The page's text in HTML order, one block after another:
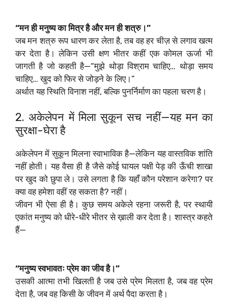
“मन ही मनुष्य का मित्र है और मन ही शत्रु।”
जब मन शत्रु रूप धारण कर लेता है, तब वह हर चीज़ से लगाव खत्म
कर देता है। लेकिन उसी क्षण भीतर कहीं एक कोमल ऊर्जा भी
जागती है जो कहती है—“मुझे थोड़ा विश्राम चाहिए… थोड़ा समय
चाहिए… खुद को फिर से जोड़ने के लिए।”
अर्थात यह स्थिति विनाश नहीं, बल्कि पुनर्निर्माण का पहला चरण है।
2. अकेलेपन में मिला सुकून सच नहीं—यह मन का
सुरक्षा-घेरा है
अकेलेपन में सुकून मिलना स्वाभाविक है—लेकिन यह वास्तविक शांति
नहीं होती। यह वैसा ही है जैसे कोई घायल पक्षी पेड़ की ऊँची शाखा
पर खुद को छुपा ले। उसे लगता है कि यहाँ कौन परेशान करेगा? पर
क्या वह हमेशा वहीं रह सकता है? नहीं।
जीवन भी ऐसा ही है। कुछ समय अकेले रहना जरूरी है, पर स्थायी
एकांत मनुष्य को धीरे-धीरे भीतर से ख़ाली कर देता है। शास्त्र कहते
हैं—
“मनुष्य स्वभावतः प्रेम का जीव है।”
उसकी आत्मा तभी खिलती है जब उसे प्रेम मिलता है, जब वह प्रेम
देता है, जब वह किसी के जीवन में अर्थ पैदा करता है।